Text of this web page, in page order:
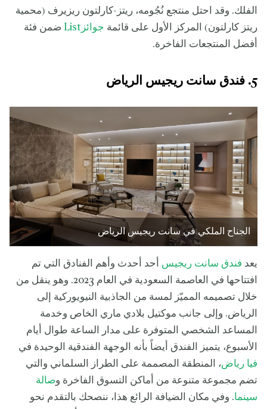
الفلك. وقد احتل منتجع نُجُومه، ريتز-كارلتون ريزيرف (محمية
ريتز كارلتون) المركز الأول على قائمة جوائزList
ضمن فئة
أفضل المنتجعات الفاخرة.
5. فندق سانت ريجيس الرياض
الجناح الملكي في سانت ريجيس الرياض
يعد فندق سانت ريجيس أحد أحدث وأهم الفنادق التي تم
افتتاحها في العاصمة السعودية في العام 2023. وهو ينقل من
خلال تصميمه المميّز لمسة من الجاذبية النيويوركية إلى
الرياض. وإلى جانب موكتيل بلادي ماري الخاص وخدمة
المساعد الشخصي المتوفرة على مدار الساعة طوال أيام
الأسبوع، يتميز الفندق أيضاً بأنه الوجهة الفندقية الوحيدة في
فيا رياض، المنطقة المصممة على الطراز السلماني والتي
تضم مجموعة متنوعة من أماكن التسوق الفاخرة وصالة
سينما. وفي مكان الضيافة الرائع هذا، ننصحك بالتقدم نحو